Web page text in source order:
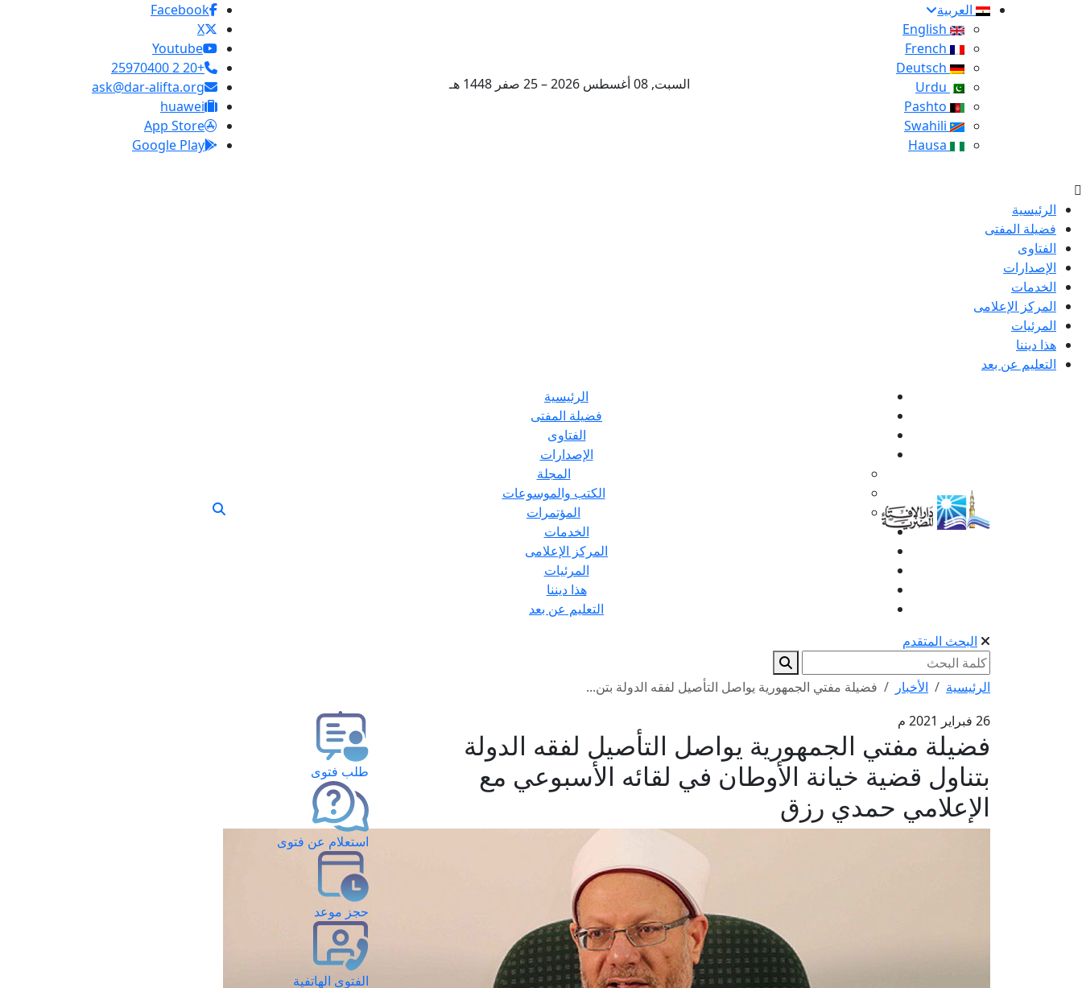
العربية
السبت, 08 أغسطس 2026 – 25 صفر 1448 هـ
Facebook
X
Youtube
+20 2 25970400
ask@dar-alifta.org
huawei
App Store
Google Play
الرئيسية
فضيلة المفتى
الفتاوى
الإصدارات
الخدمات
المركز الإعلامى
المرئيات
هذا ديننا
التعليم عن بعد
الرئيسية
فضيلة المفتى
الفتاوى
الإصدارات
المجلة
الكتب والموسوعات
المؤتمرات
الخدمات
المركز الإعلامى
المرئيات
هذا ديننا
التعليم عن بعد
البحث المتقدم
الرئيسية الأخبار
فضيلة مفتي الجمهورية يواصل التأصيل لفقه الدولة بتن...
26 فبراير 2021 م
فضيلة مفتي الجمهورية يواصل التأصيل لفقه الدولة
بتناول قضية خيانة الأوطان في لقائه الأسبوعي مع
الإعلامي حمدي رزق
طلب فتوى
استعلام عن فتوى
حجز موعد
الفتوى الهاتفية